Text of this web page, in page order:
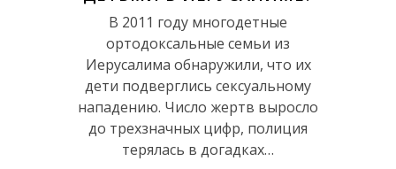
В 2011 году многодетные
ортодоксальные семьи из
Иерусалима обнаружили, что их
дети подверглись сексуальному
нападению. Число жертв выросло
до трехзначных цифр, полиция
терялась в догадках…